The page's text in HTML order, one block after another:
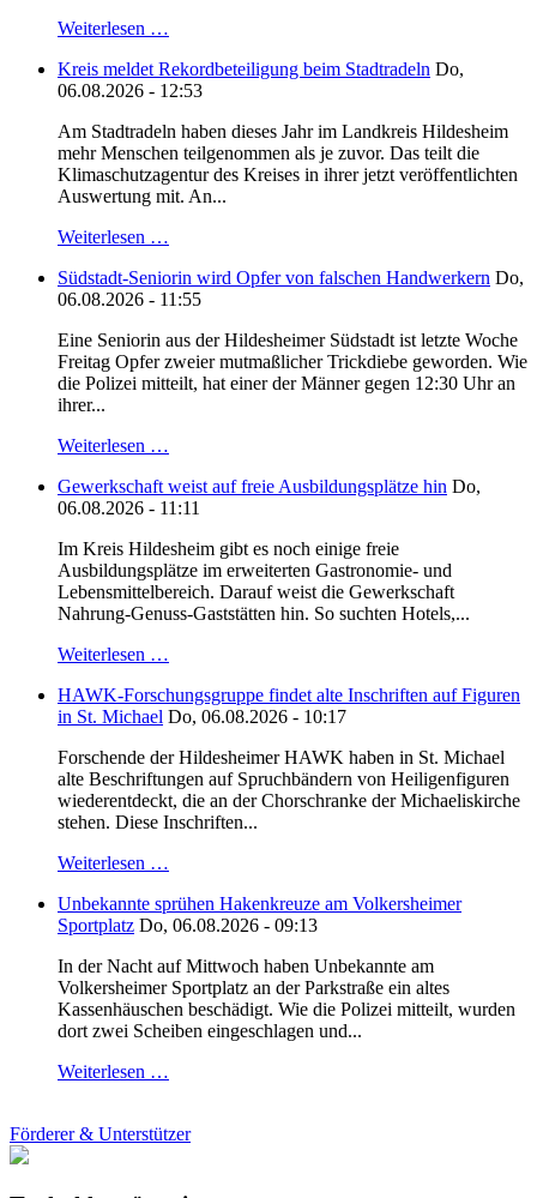
Weiterlesen …
Kreis meldet Rekordbeteiligung beim Stadtradeln Do,
06.08.2026 - 12:53
Am Stadtradeln haben dieses Jahr im Landkreis Hildesheim
mehr Menschen teilgenommen als je zuvor. Das teilt die
Klimaschutzagentur des Kreises in ihrer jetzt veröffentlichten
Auswertung mit. An...
Weiterlesen …
Südstadt-Seniorin wird Opfer von falschen Handwerkern Do,
06.08.2026 - 11:55
Eine Seniorin aus der Hildesheimer Südstadt ist letzte Woche
Freitag Opfer zweier mutmaßlicher Trickdiebe geworden. Wie
die Polizei mitteilt, hat einer der Männer gegen 12:30 Uhr an
ihrer...
Weiterlesen …
Gewerkschaft weist auf freie Ausbildungsplätze hin Do,
06.08.2026 - 11:11
Im Kreis Hildesheim gibt es noch einige freie
Ausbildungsplätze im erweiterten Gastronomie- und
Lebensmittelbereich. Darauf weist die Gewerkschaft
Nahrung-Genuss-Gaststätten hin. So suchten Hotels,...
Weiterlesen …
HAWK-Forschungsgruppe findet alte Inschriften auf Figuren
in St. Michael Do, 06.08.2026 - 10:17
Forschende der Hildesheimer HAWK haben in St. Michael
alte Beschriftungen auf Spruchbändern von Heiligenfiguren
wiederentdeckt, die an der Chorschranke der Michaeliskirche
stehen. Diese Inschriften...
Weiterlesen …
Unbekannte sprühen Hakenkreuze am Volkersheimer
Sportplatz Do, 06.08.2026 - 09:13
In der Nacht auf Mittwoch haben Unbekannte am
Volkersheimer Sportplatz an der Parkstraße ein altes
Kassenhäuschen beschädigt. Wie die Polizei mitteilt, wurden
dort zwei Scheiben eingeschlagen und...
Weiterlesen …
Förderer & Unterstützer